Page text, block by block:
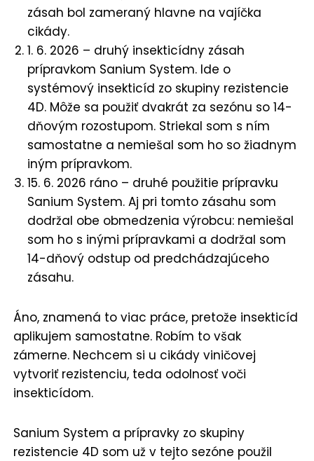
zásah bol zameraný hlavne na vajíčka
cikády.
1. 6. 2026 – druhý insekticídny zásah
prípravkom Sanium System. Ide o
systémový insekticíd zo skupiny rezistencie
4D. Môže sa použiť dvakrát za sezónu so 14-
dňovým rozostupom. Striekal som s ním
samostatne a nemiešal som ho so žiadnym
iným prípravkom.
15. 6. 2026 ráno – druhé použitie prípravku
Sanium System. Aj pri tomto zásahu som
dodržal obe obmedzenia výrobcu: nemiešal
som ho s inými prípravkami a dodržal som
14-dňový odstup od predchádzajúceho
zásahu.
Áno, znamená to viac práce, pretože insekticíd
aplikujem samostatne. Robím to však
zámerne. Nechcem si u cikády viničovej
vytvoriť rezistenciu, teda odolnosť voči
insekticídom.
Sanium System a prípravky zo skupiny
rezistencie 4D som už v tejto sezóne použil